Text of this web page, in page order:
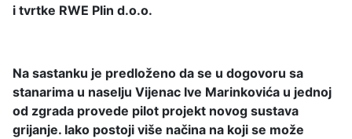
i tvrtke RWE Plin d.o.o.
Na sastanku je predloženo da se u dogovoru sa
stanarima u naselju Vijenac Ive Marinkovića u jednoj
od zgrada provede pilot projekt novog sustava
grijanje. Iako postoji više načina na koji se može